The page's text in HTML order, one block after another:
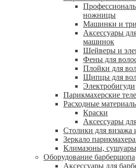
ножницы
Машинки и
Аксессуары
машинок
Шейверы и
Фены для
Плойки для
Щипцы для
Электробигуди
Парикмахерские
Расходные
Краски
Аксессуары
Столики для визажа
Зеркало
Климазоны, сушуары
Оборудование барбершопа
Аксессуары для